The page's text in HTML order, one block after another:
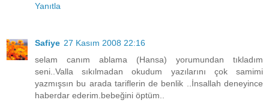
Yanıtla
Safiye 27 Kasım 2008 22:16
selam canım ablama (Hansa) yorumundan tıkladım
seni..Valla sıkılmadan okudum yazılarını çok samimi
yazmışsın bu arada tariflerin de benlik ..İnsallah deneyince
haberdar ederim.bebeğini öptüm..